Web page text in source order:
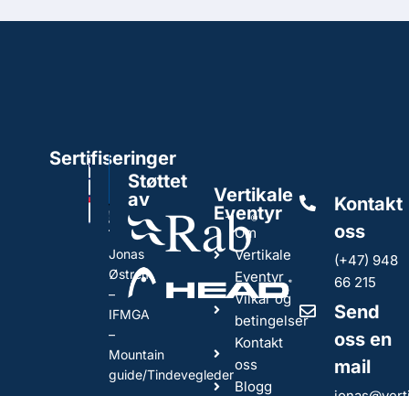
Sertifiseringer
Jonas
Østrem
–
IFMGA
–
Mountain
guide/Tindevegleder
Støttet
av
Vertikale
Eventyr
Om
Vertikale
Eventyr
Vilkår og
betingelser
Kontakt
oss
Blogg
Kontakt
oss
(+47) 948
66 215
Send
oss en
mail